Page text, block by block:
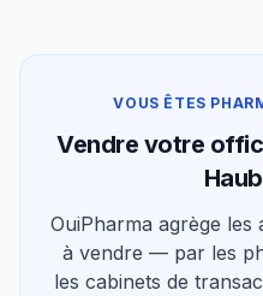
VOUS ÊTES
Vendre votre
OuiPharma agrège les
à vendre — par les
les cabinets de